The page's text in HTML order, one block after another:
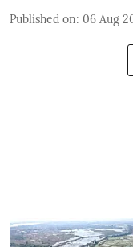
Published on: 06 Aug